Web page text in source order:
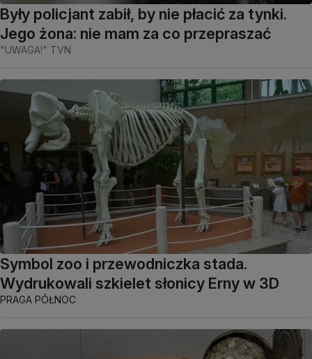
Były policjant zabił, by nie płacić za tynki.
Jego żona: nie mam za co przepraszać
"UWAGA!" TVN
Symbol zoo i przewodniczka stada.
Wydrukowali szkielet słonicy Erny w 3D
PRAGA PÓŁNOC